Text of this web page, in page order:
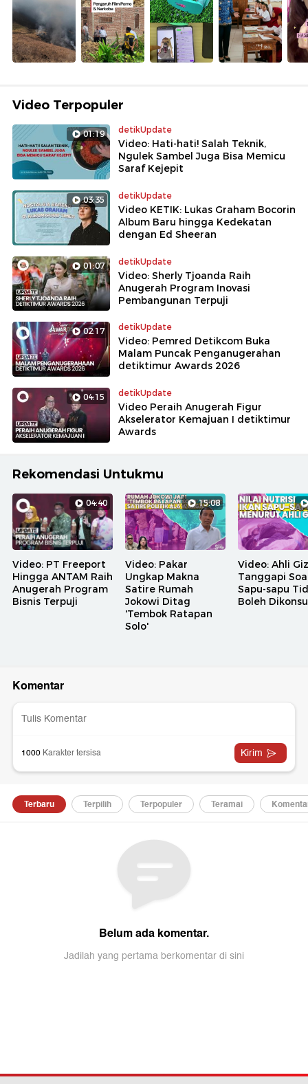
Video Terpopuler
01:19 detikUpdate
Video: Hati-hati! Salah Teknik,
Ngulek Sambel Juga Bisa Memicu
Saraf Kejepit
03:35 detikUpdate
Video KETIK: Lukas Graham Bocorin
Album Baru hingga Kedekatan
dengan Ed Sheeran
01:07 detikUpdate
Video: Sherly Tjoanda Raih
Anugerah Program Inovasi
Pembangunan Terpuji
02:17 detikUpdate
Video: Pemred Detikcom Buka
Malam Puncak Penganugerahan
detiktimur Awards 2026
04:15 detikUpdate
Video Peraih Anugerah Figur
Akselerator Kemajuan I detiktimur
Awards
Rekomendasi Untukmu
04:40
Video: PT Freeport
Hingga ANTAM Raih
Anugerah Program
Bisnis Terpuji
15:08
Video: Pakar
Ungkap Makna
Satire Rumah
Jokowi Ditag
'Tembok Ratapan
Solo'
Video: Ahli
Tanggapi
Sapu-sapu
Boleh